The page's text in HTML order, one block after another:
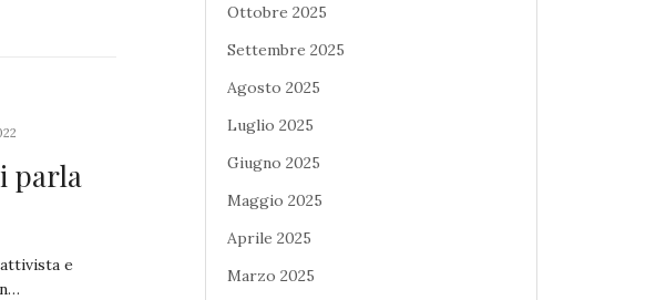
parla
e
Ottobre 2025
Settembre 2025
Agosto 2025
Luglio 2025
Giugno 2025
Maggio 2025
Aprile 2025
Marzo 2025